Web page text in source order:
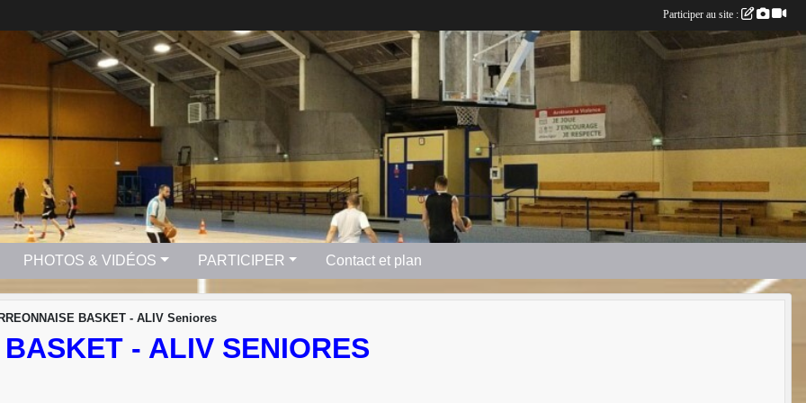
PHOTOS & VIDÉOS PARTICIPER Contact et plan
BASKET - ALIV Seniores
- ALIV SENIORES
Participer au site :